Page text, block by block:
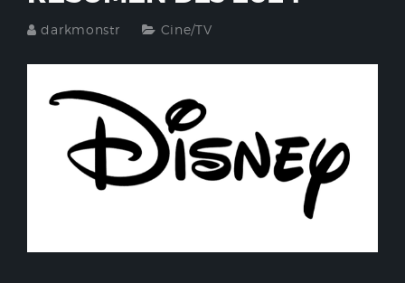
darkmonstr Cine/TV